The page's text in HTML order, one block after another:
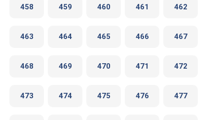
458 459 460 461 462
463 464 465 466 467
468 469 470 471 472
473 474 475 476 477